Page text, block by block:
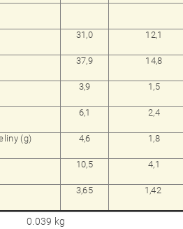
31,0 12,1
37,9 14,8
3,9 1,5
6,1 2,4
(g) 4,6 1,8
10,5 4,1
3,65 1,42
0.039 kg